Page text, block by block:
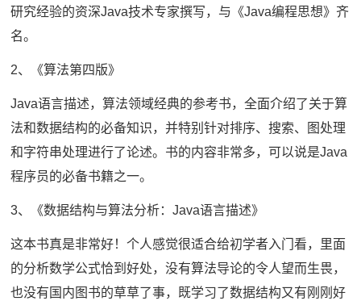
研究经验的资深Java技术专家撰写，与《Java编程思想》齐
名。
2、《算法第四版》
Java语言描述，算法领域经典的参考书，全面介绍了关于算
法和数据结构的必备知识，并特别针对排序、搜索、图处理
和字符串处理进行了论述。书的内容非常多，可以说是Java
程序员的必备书籍之一。
3、《数据结构与算法分析：Java语言描述》
这本书真是非常好！个人感觉很适合给初学者入门看，里面
的分析数学公式恰到好处，没有算法导论的令人望而生畏，
也没有国内图书的草草了事，既学习了数据结构又有刚刚好